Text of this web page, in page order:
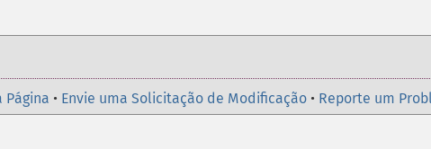
Página • Envie uma Solicitação de Modificação • Reporte um